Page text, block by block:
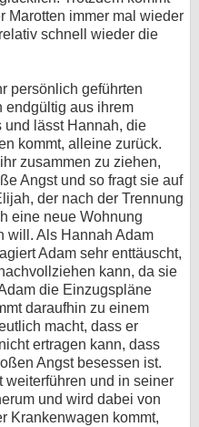
Marotten immer mal wieder
schnell wieder die
persönlich geführten
endgültig aus ihrem
und lässt Hannah, die
kommt, alleine zurück.
zusammen zu ziehen,
Angst und so fragt sie auf
der nach der Trennung
eine neue Wohnung
will. Als Hannah Adam
Adam sehr enttäuscht,
kann, da sie
die Einzugspläne
daraufhin zu einem
macht, dass er
ertragen kann, dass
Angst besessen ist.
weiterführen und in seiner
und wird dabei von
Krankenwagen kommt,